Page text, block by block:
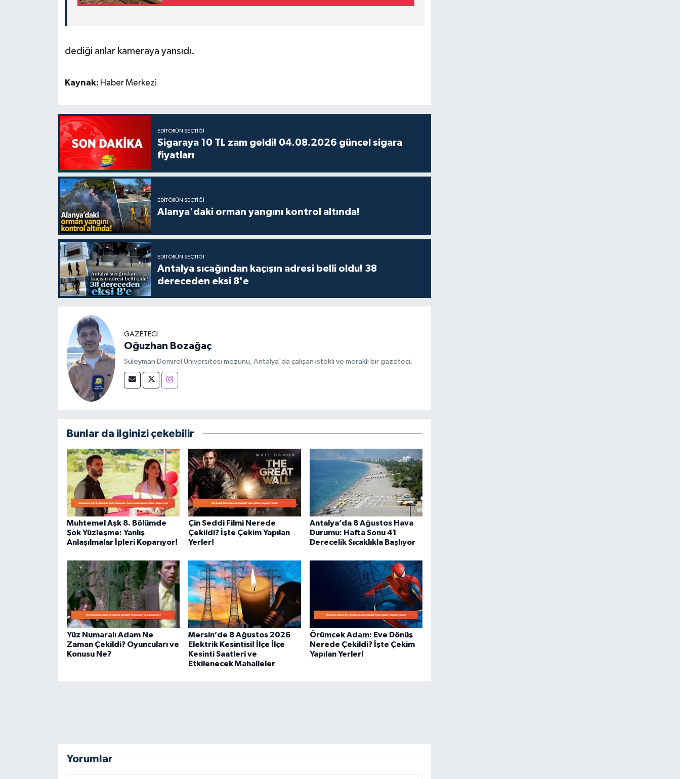
dediği anlar kameraya yansıdı.
Kaynak: Haber Merkezi
EDITÖRÜN SEÇTIĞI
Sigaraya 10 TL zam geldi! 04.08.2026 güncel sigara
fiyatları
EDITÖRÜN SEÇTIĞI
Alanya'daki orman yangını kontrol altında!
EDITÖRÜN SEÇTIĞI
Antalya sıcağından kaçışın adresi belli oldu! 38
dereceden eksi 8'e
GAZETECİ
Oğuzhan Bozağaç
Süleyman Demirel Üniversitesi mezunu, Antalya'da çalışan istekli ve meraklı bir gazeteci.
Bunlar da ilginizi çekebilir
Muhtemel Aşk 8. Bölümde
Şok Yüzleşme: Yanlış
Anlaşılmalar İpleri Koparıyor!
Çin Seddi Filmi Nerede
Çekildi? İşte Çekim Yapılan
Yerler!
Antalya’da 8 Ağustos Hava
Durumu: Hafta Sonu 41
Derecelik Sıcaklıkla Başlıyor
Yüz Numaralı Adam Ne
Zaman Çekildi? Oyuncuları ve
Konusu Ne?
Mersin’de 8 Ağustos 2026
Elektrik Kesintisi! İlçe İlçe
Kesinti Saatleri ve
Etkilenecek Mahalleler
Örümcek Adam: Eve Dönüş
Nerede Çekildi? İşte Çekim
Yapılan Yerler!
Yorumlar